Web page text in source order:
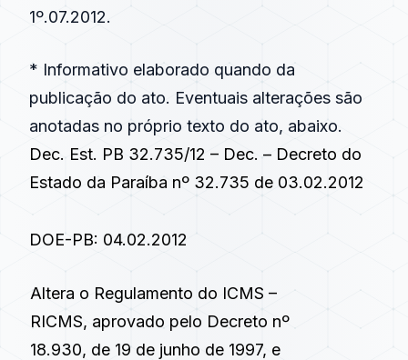
1º.07.2012.
* Informativo elaborado quando da
publicação do ato. Eventuais alterações são
anotadas no próprio texto do ato, abaixo.
Dec. Est. PB 32.735/12 – Dec. – Decreto do
Estado da Paraíba nº 32.735 de 03.02.2012
DOE-PB: 04.02.2012
Altera o Regulamento do ICMS –
RICMS, aprovado pelo Decreto nº
18.930, de 19 de junho de 1997, e